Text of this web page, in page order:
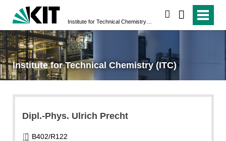
Institute for Technical Chemistry (ITC)
Dipl.-Phys. Ulrich Precht
B402/R122